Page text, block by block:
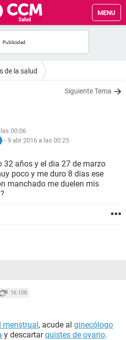
MENU
de la salud
Siguiente Tema
00:06
- 9 abr 2016 a las 00:25
32 años y el dia 27 de marzo
poco y me duro 8 dias ese
manchado me duelen mis
16.108
menstrual, acude al ginecólogo
y descartarquistes de ovario.